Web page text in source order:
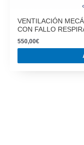
VENTILACIÓN
CON FALLO
550,00€